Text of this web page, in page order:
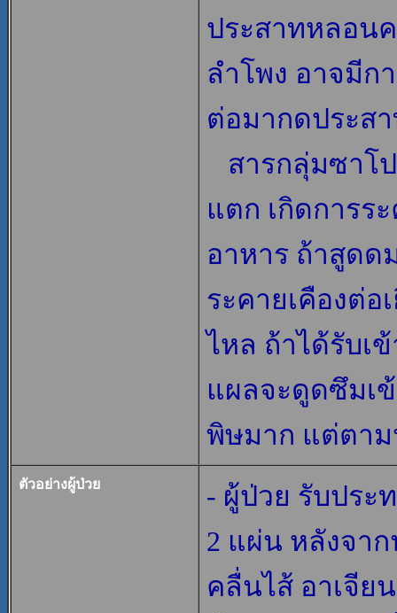
ประสาทหลอน
ลำโพง อาจมีก
ต่อมากดประส
สารกลุ่มซาโ
แตก เกิดการร
อาหาร ถ้าสูดด
ระคายเคืองต่
ไหล ถ้าได้รับเ
แผลจะดูดซึมเ
พิษมาก แต่ตา
ตัวอย่างผู้ป่วย
- ผู้ป่วย รับประ
2 แผ่น หลังจาก
คลื่นไส้ อาเจีย